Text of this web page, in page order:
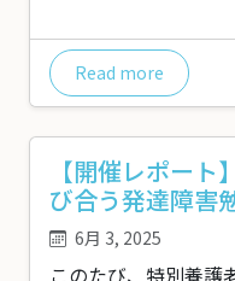
Read more
【開催レポー
び合う発達障害
6月 3, 2025
このたび、特別養護